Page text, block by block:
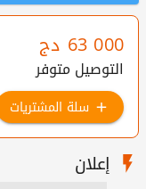
63 000 دج
التوصيل متوفر
سلة المشتريات
إعلان